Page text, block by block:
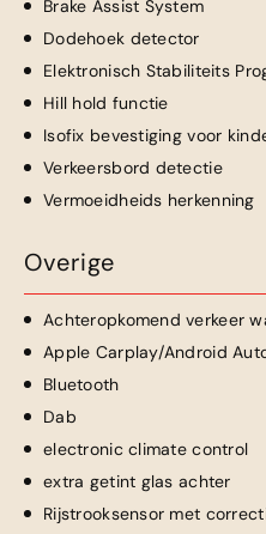
Brake Assist System
Dodehoek detector
Elektronisch Stabiliteits
Hill hold functie
Isofix bevestiging voor
Verkeersbord detectie
Vermoeidheids herkenning
Overige
Achteropkomend verkeer
Apple Carplay/Android
Bluetooth
Dab
electronic climate control
extra getint glas achter
Rijstrooksensor met